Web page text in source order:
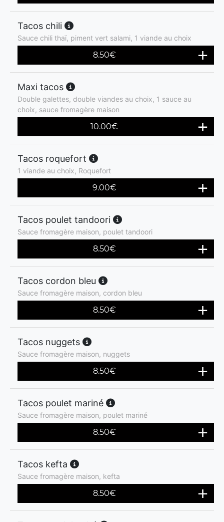
Tacos chili
Sauce chili thaï, piment vert salami, 1 viande au choix
8.50€
Maxi tacos
Double galettes, double viandes au choix, 1 sauce au
choix, sauce fromagère maison
10.00€
Tacos roquefort
1 viande au choix, Roquefort
9.00€
Tacos poulet tandoori
Sauce fromagère maison, poulet tandoori
8.50€
Tacos cordon bleu
Sauce fromagère maison, cordon bleu
8.50€
Tacos nuggets
Sauce fromagère maison, nuggets
8.50€
Tacos poulet mariné
Sauce fromagère maison, poulet mariné
8.50€
Tacos kefta
Sauce fromagère maison, kefta
8.50€